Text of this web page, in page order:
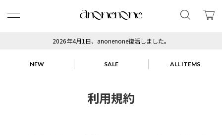
2026年4月1日、anonenone復活しました。
NEW SALE ALL ITEMS
利用規約